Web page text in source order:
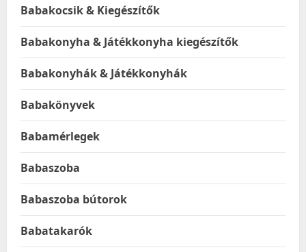
Babakocsik & Kiegészítők
Babakonyha & Játékkonyha kiegészítők
Babakonyhák & Játékkonyhák
Babakönyvek
Babamérlegek
Babaszoba
Babaszoba bútorok
Babatakarók